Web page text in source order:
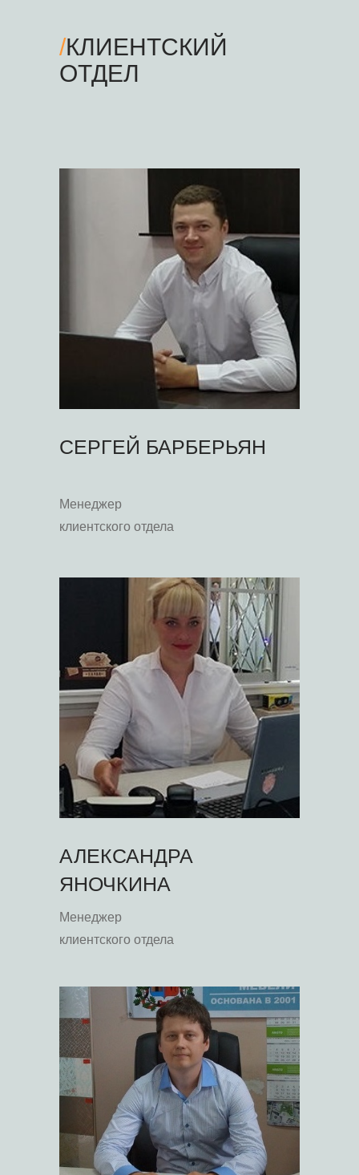
/КЛИЕНТСКИЙ
ОТДЕЛ
СЕРГЕЙ БАРБЕРЬЯН
Менеджер
клиентского отдела
АЛЕКСАНДРА
ЯНОЧКИНА
Менеджер
клиентского отдела